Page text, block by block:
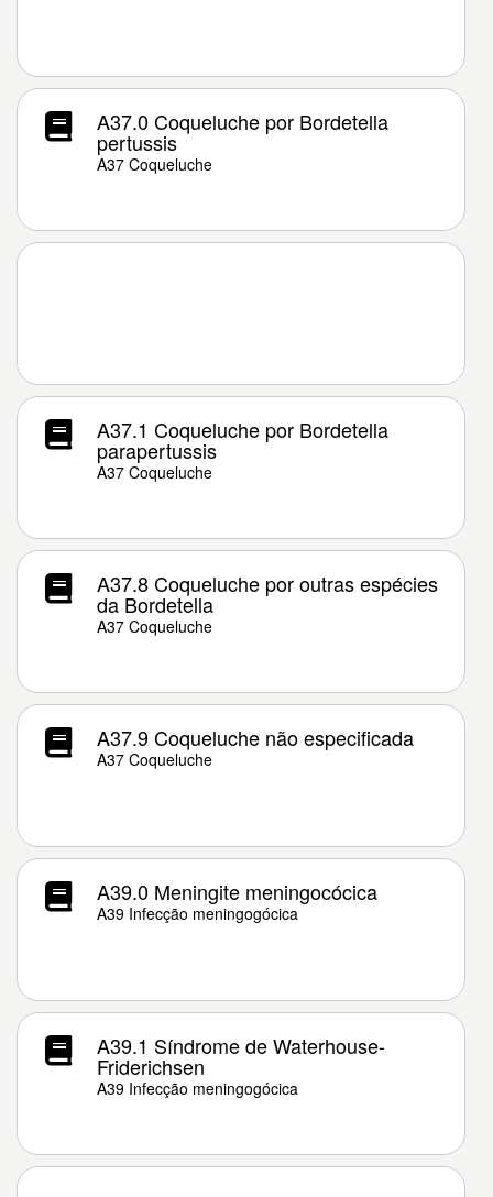
A37.0 Coqueluche por Bordetella
pertussis
A37 Coqueluche
A37.1 Coqueluche por Bordetella
parapertussis
A37 Coqueluche
A37.8 Coqueluche por outras espécies
da Bordetella
A37 Coqueluche
A37.9 Coqueluche não especificada
A37 Coqueluche
A39.0 Meningite meningocócica
A39 Infecção meningogócica
A39.1 Síndrome de Waterhouse-
Friderichsen
A39 Infecção meningogócica